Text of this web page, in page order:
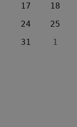
17
18
24
25
31
1